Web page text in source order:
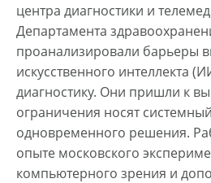
центра диагностики и
Департамента
проанализировали барьеры
искусственного интеллекта
диагностику. Они пришли к
ограничения носят
одновременного решения.
опыте московского
компьютерного зрения и